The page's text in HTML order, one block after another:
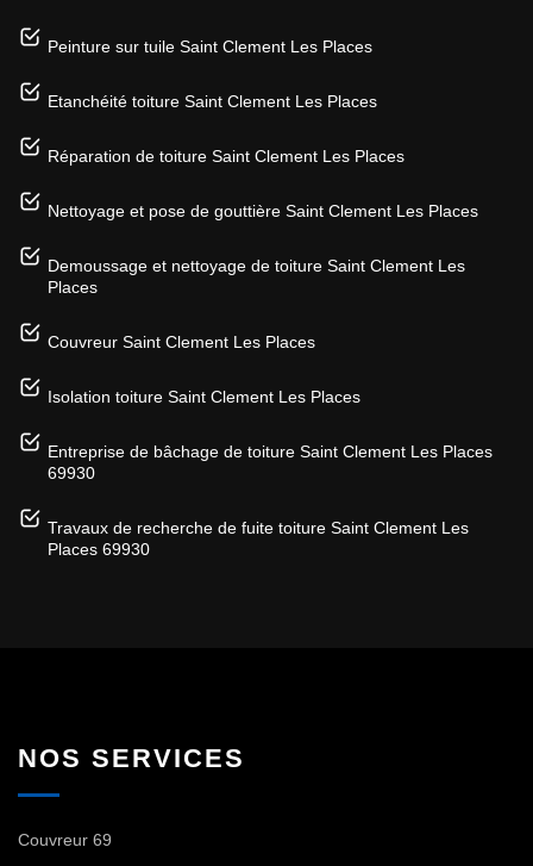
Peinture sur tuile Saint Clement Les Places
Etanchéité toiture Saint Clement Les Places
Réparation de toiture Saint Clement Les Places
Nettoyage et pose de gouttière Saint Clement Les Places
Demoussage et nettoyage de toiture Saint Clement Les
Places
Couvreur Saint Clement Les Places
Isolation toiture Saint Clement Les Places
Entreprise de bâchage de toiture Saint Clement Les Places
69930
Travaux de recherche de fuite toiture Saint Clement Les
Places 69930
NOS SERVICES
Couvreur 69